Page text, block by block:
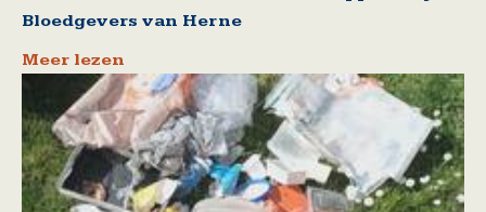
Bloedgevers van Herne
Meer lezen